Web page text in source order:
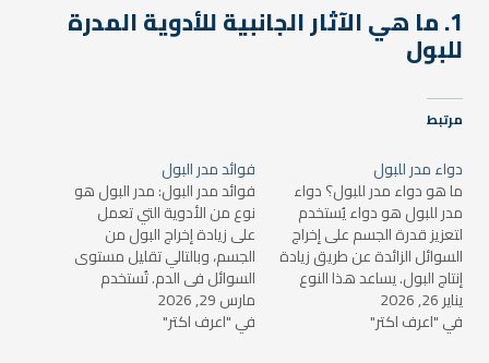
1. ما هي الآثار الجانبية للأدوية المدرة
للبول
مرتبط
دواء مدر للبول
ما هو دواء مدر للبول؟ دواء
مدر للبول هو دواء يُستخدم
لتعزيز قدرة الجسم على إخراج
السوائل الزائدة عن طريق زيادة
إنتاج البول. يساعد هذا النوع
من الأدوية في تقليل احتباس
السوائل في الجسم، مما يمكن
يناير 26, 2026
في "اعرف اكتر"
فوائد مدر البول
فوائد مدر البول: مدر البول هو
نوع من الأدوية التي تعمل
على زيادة إخراج البول من
الجسم، وبالتالي تقليل مستوى
السوائل في الدم. تُستخدم
هذه الأدوية لعلاج مجموعة
متنوعة من الحالات الصحية،
مارس 29, 2026
في "اعرف اكتر"